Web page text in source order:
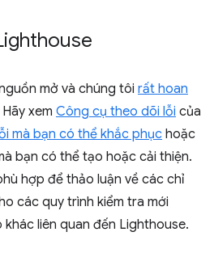
mở và chúng tôi rất hoan
Hãy xem Công cụ theo dõi lỗi của
mà bạn có thể khắc phục hoặc
bạn có thể tạo hoặc cải thiện.
hợp để thảo luận về các chỉ
các quy trình kiểm tra mới
liên quan đến Lighthouse.